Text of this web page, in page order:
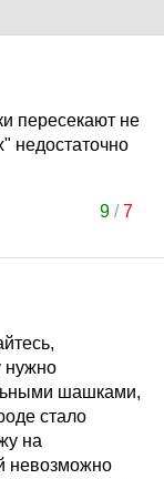
пересекают не
недостаточно
9/7
нужно
шашками,
стало
на
невозможно